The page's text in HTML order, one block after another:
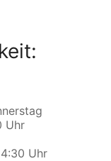
Uhr
Uhr